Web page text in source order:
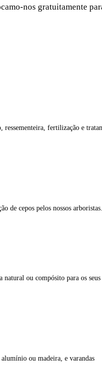
nos gratuitamente
ressementeira, fertilização e
de cepos pelos nossos arboristas.
natural ou compósito para os seus
ou madeira, e varandas